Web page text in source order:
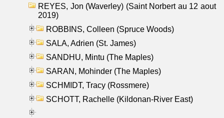
REYES, Jon (Waverley) (Saint Norbert au 12 aout
2019)
ROBBINS, Colleen (Spruce Woods)
SALA, Adrien (St. James)
SANDHU, Mintu (The Maples)
SARAN, Mohinder (The Maples)
SCHMIDT, Tracy (Rossmere)
SCHOTT, Rachelle (Kildonan-River East)